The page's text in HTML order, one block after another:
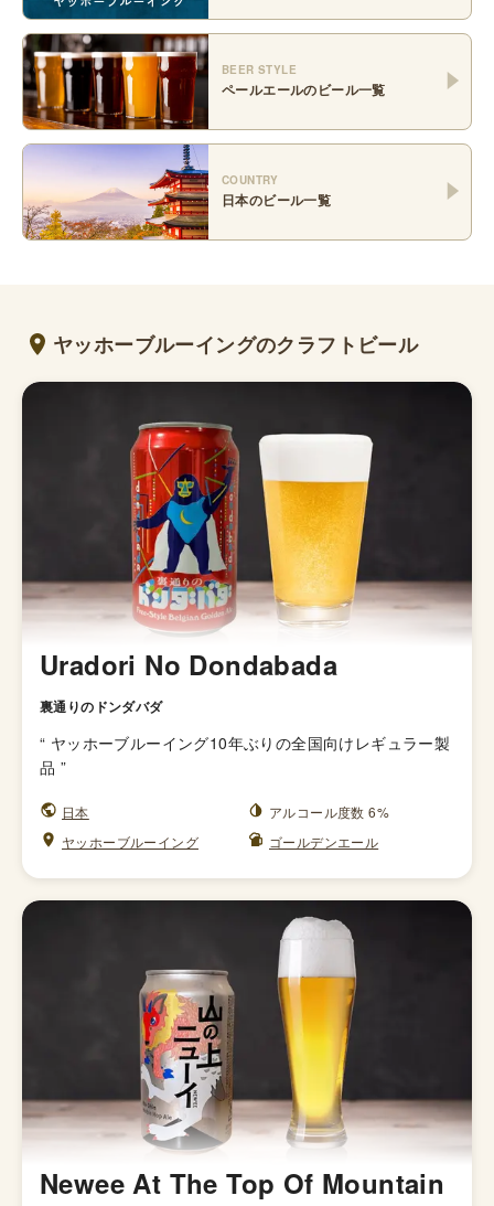
BEER STYLE
ペールエールのビール一覧
COUNTRY
日本のビール一覧
ヤッホーブルーイングのクラフトビール
Uradori No Dondabada
裏通りのドンダバダ
“ ヤッホーブルーイング10年ぶりの全国向けレギュラー製
品 ”
日本
アルコール度数 6%
ヤッホーブルーイング
ゴールデンエール
Newee At The Top Of Mountain